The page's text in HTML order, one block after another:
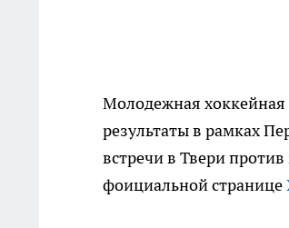
Молодежная хоккейная
результаты в рамках
встречи в Твери
фоициальной странице